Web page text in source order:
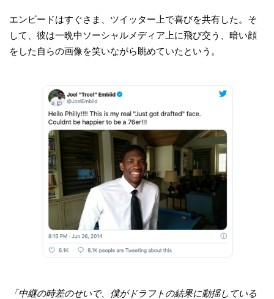
エンビードはすぐさま、ツイッター上で喜びを共有した。そ
して、彼は一晩中ソーシャルメディア上に飛び交う、暗い顔
をした自らの画像を笑いながら眺めていたという。​
「中継の時差のせいで、僕がドラフトの結果に動揺している